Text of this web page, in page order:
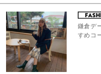
鎌倉デ
すめコ